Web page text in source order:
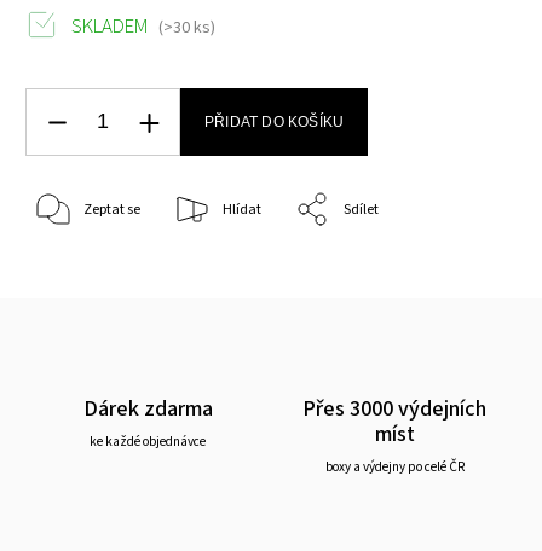
SKLADEM (>30 ks)
PŘIDAT DO KOŠÍKU
Zeptat se Hlídat Sdílet
Dárek zdarma
ke každé objednávce
Přes 3000 výdejních
míst
boxy a výdejny po celé ČR